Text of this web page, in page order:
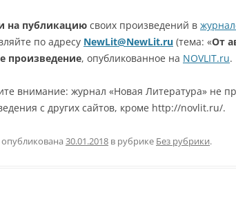
на публикацию своих произведений в
по адресу NewLit@NewLit.ru (тема: «От
произведение, опубликованное на NOVLIT.ru.
внимание: журнал «Новая Литература» не
с других сайтов, кроме http://novlit.ru/.
30.01.2018 в рубрике Без рубрики.